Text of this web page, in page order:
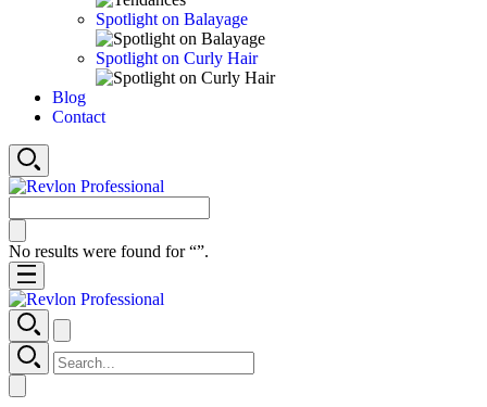
Spotlight on Balayage
Spotlight on Curly Hair
Blog
Contact
No results were found for “”.